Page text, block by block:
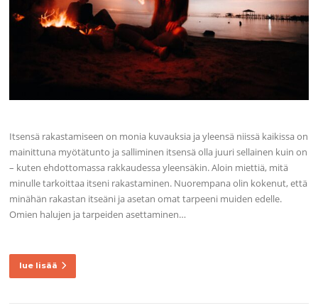
Itsensä rakastamiseen on monia kuvauksia ja yleensä niissä kaikissa on
mainittuna myötätunto ja salliminen itsensä olla juuri sellainen kuin on
– kuten ehdottomassa rakkaudessa yleensäkin. Aloin miettiä, mitä
minulle tarkoittaa itseni rakastaminen. Nuorempana olin kokenut, että
minähän rakastan itseäni ja asetan omat tarpeeni muiden edelle.
Omien halujen ja tarpeiden asettaminen…
lue lisää